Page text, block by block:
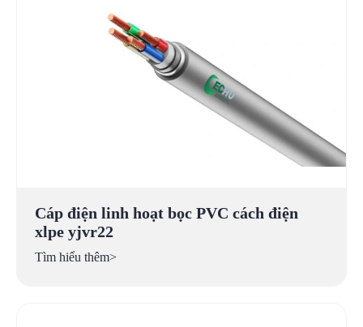
Cáp điện linh hoạt bọc PVC cách điện
xlpe yjvr22
Tìm hiểu thêm>